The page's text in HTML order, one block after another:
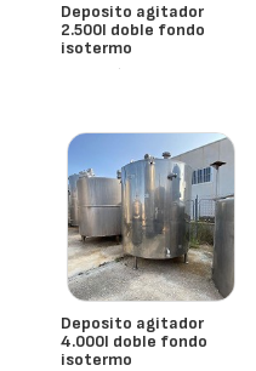
Deposito agitador
2.500l doble fondo
isotermo
- España
Deposito agitador
4.000l doble fondo
isotermo